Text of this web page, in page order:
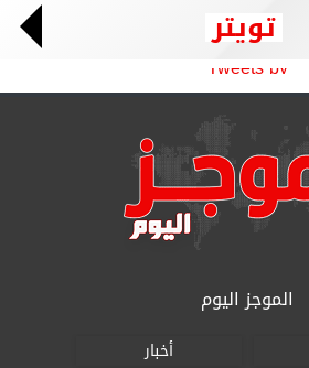
تويتر
Tweets by
الموجز اليوم
أخبار